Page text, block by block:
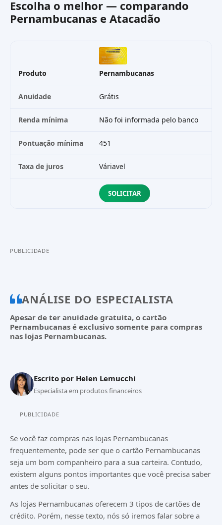
Escolha o melhor — comparando
Pernambucanas e Atacadão
Produto Pernambucanas
Anuidade Grátis
Renda mínima Não foi informada pelo banco
Pontuação mínima 451
Taxa de juros Váriavel
SOLICITAR
PUBLICIDADE
ANÁLISE DO ESPECIALISTA
Apesar de ter anuidade gratuita, o cartão
Pernambucanas é exclusivo somente para compras
nas lojas Pernambucanas.
Escrito por Helen Lemucchi
Especialista em produtos financeiros
PUBLICIDADE
Se você faz compras nas lojas Pernambucanas
frequentemente, pode ser que o cartão Pernambucanas
seja um bom companheiro para a sua carteira. Contudo,
existem alguns pontos importantes que você precisa saber
antes de solicitar o seu.
As lojas Pernambucanas oferecem 3 tipos de cartões de
crédito. Porém, nesse texto, nós só iremos falar sobre a